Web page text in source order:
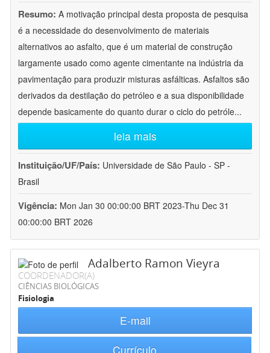
Resumo: A motivação principal desta proposta de pesquisa
é a necessidade do desenvolvimento de materiais
alternativos ao asfalto, que é um material de construção
largamente usado como agente cimentante na indústria da
pavimentação para produzir misturas asfálticas. Asfaltos são
derivados da destilação do petróleo e a sua disponibilidade
depende basicamente do quanto durar o ciclo do petróle...
leia mais
Instituição/UF/País: Universidade de São Paulo - SP -
Brasil
Vigência: Mon Jan 30 00:00:00 BRT 2023-Thu Dec 31
00:00:00 BRT 2026
Adalberto Ramon Vieyra
COORDENADOR(A)
CIÊNCIAS BIOLÓGICAS
Fisiologia
E-mail
Currículo